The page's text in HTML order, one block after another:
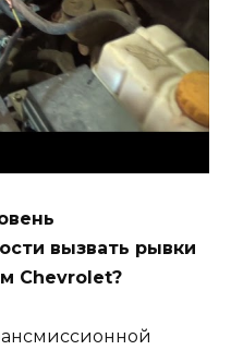
вызвать рывки
Chevrolet?